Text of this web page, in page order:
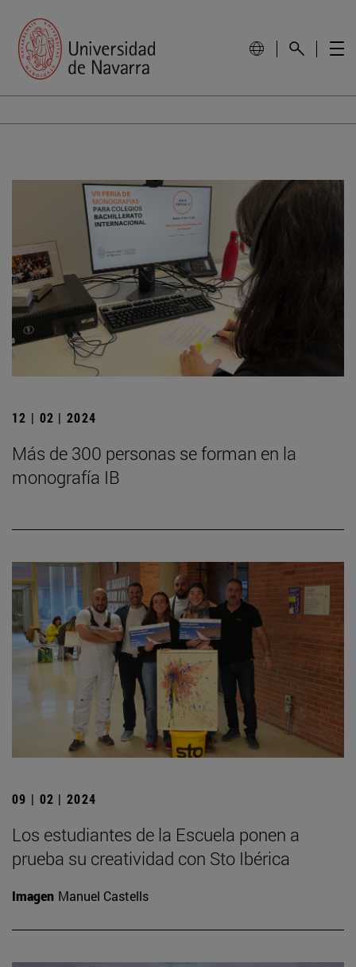
12 | 02 | 2024
Más de 300 personas se forman en la
monografía IB
09 | 02 | 2024
Los estudiantes de la Escuela ponen a
prueba su creatividad con Sto Ibérica
Imagen Manuel Castells